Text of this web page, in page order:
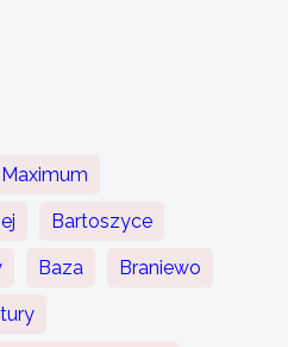
Bartoszyce
Baza Braniewo